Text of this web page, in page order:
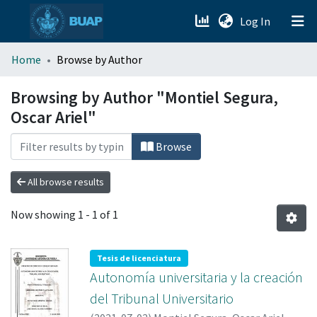
Log In (current)
menu.section.about_menu
All of DSpace
Home Browse by Author
Browsing by Author "Montiel Segura,
Oscar Ariel"
Browse
All browse results
Now showing 1 - 1 of 1
Tesis de licenciatura
Autonomía universitaria y la creación
del Tribunal Universitario